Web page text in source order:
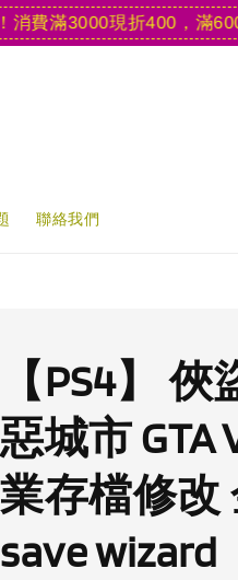
3000現折400，滿6000現
聯絡我們
【PS4】
惡城市 GTA
業存檔修改
save wizard